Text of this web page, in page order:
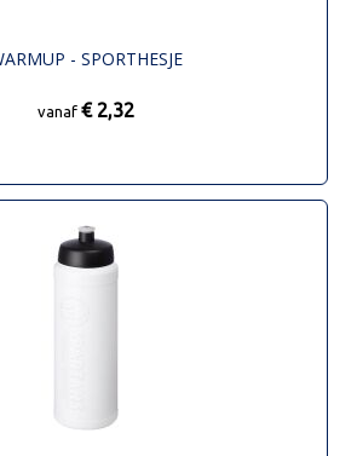
- SPORTHESJE
vanaf € 2,32